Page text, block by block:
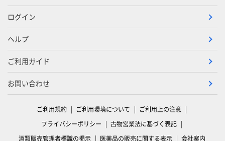
ログイン
ヘルプ
ご利用ガイド
お問い合わせ
ご利用規約 ご利用環境について
ご利用上の注意
プライバシーポリシー
古物営業法に基づく表記
酒類販売管理者標識の掲示
医薬品の販売に関する表示 会社案内